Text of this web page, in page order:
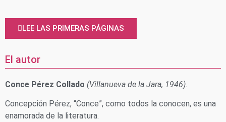
LEE LAS PRIMERAS PÁGINAS
El autor
Conce Pérez Collado (Villanueva de la Jara, 1946).
Concepción Pérez, “Conce”, como todos la conocen, es una
enamorada de la literatura.